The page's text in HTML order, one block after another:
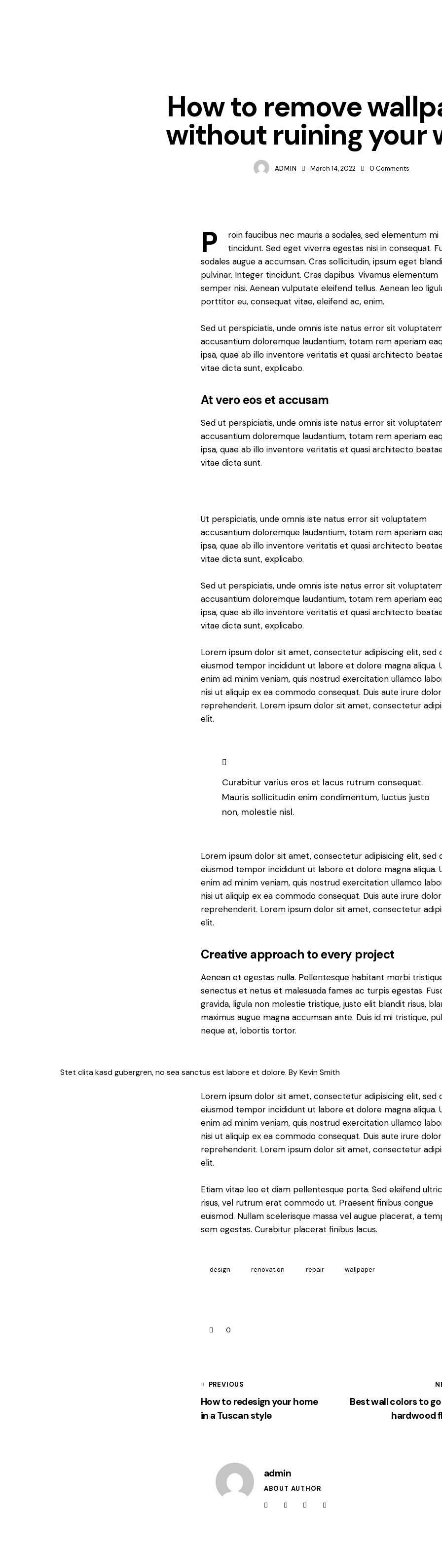
How to remove
without ruining your
ADMIN March 14, 2022 0 Comments
P
roin faucibus nec mauris a sodales, sed elementum mi
tincidunt. Sed eget viverra egestas nisi in consequat.
sodales augue a accumsan. Cras sollicitudin, ipsum eget
pulvinar. Integer tincidunt. Cras dapibus. Vivamus elementum
semper nisi. Aenean vulputate eleifend tellus. Aenean leo
porttitor eu, consequat vitae, eleifend ac, enim.
Sed ut perspiciatis, unde omnis iste natus error sit
accusantium doloremque laudantium, totam rem aperiam
ipsa, quae ab illo inventore veritatis et quasi architecto
vitae dicta sunt, explicabo.
At vero eos et accusam
Sed ut perspiciatis, unde omnis iste natus error sit
accusantium doloremque laudantium, totam rem aperiam
ipsa, quae ab illo inventore veritatis et quasi architecto
vitae dicta sunt.
Ut perspiciatis, unde omnis iste natus error sit voluptatem
accusantium doloremque laudantium, totam rem aperiam
ipsa, quae ab illo inventore veritatis et quasi architecto
vitae dicta sunt, explicabo.
Sed ut perspiciatis, unde omnis iste natus error sit
accusantium doloremque laudantium, totam rem aperiam
ipsa, quae ab illo inventore veritatis et quasi architecto
vitae dicta sunt, explicabo.
Lorem ipsum dolor sit amet, consectetur adipisicing elit, sed
eiusmod tempor incididunt ut labore et dolore magna aliqua.
enim ad minim veniam, quis nostrud exercitation ullamco
nisi ut aliquip ex ea commodo consequat. Duis aute irure
reprehenderit. Lorem ipsum dolor sit amet, consectetur
elit.
Curabitur varius eros et lacus rutrum consequat.
Mauris sollicitudin enim condimentum, luctus justo
non, molestie nisl.
Lorem ipsum dolor sit amet, consectetur adipisicing elit, sed
eiusmod tempor incididunt ut labore et dolore magna aliqua.
enim ad minim veniam, quis nostrud exercitation ullamco
nisi ut aliquip ex ea commodo consequat. Duis aute irure
reprehenderit. Lorem ipsum dolor sit amet, consectetur
elit.
Creative approach to every project
Aenean et egestas nulla. Pellentesque habitant morbi
senectus et netus et malesuada fames ac turpis egestas.
gravida, ligula non molestie tristique, justo elit blandit risus,
maximus augue magna accumsan ante. Duis id mi tristique,
neque at, lobortis tortor.
Stet clita kasd gubergren, no sea sanctus est labore et dolore. ByKevin Smith
Lorem ipsum dolor sit amet, consectetur adipisicing elit, sed
eiusmod tempor incididunt ut labore et dolore magna aliqua.
enim ad minim veniam, quis nostrud exercitation ullamco
nisi ut aliquip ex ea commodo consequat. Duis aute irure
reprehenderit. Lorem ipsum dolor sit amet, consectetur
elit.
Etiam vitae leo et diam pellentesque porta. Sed eleifend
risus, vel rutrum erat commodo ut. Praesent finibus congue
euismod. Nullam scelerisque massa vel augue placerat, a
sem egestas. Curabitur placerat finibus lacus.
design renovation repair wallpaper
0
PREVIOUS
How to redesign your home
in a Tuscan style
Best wall colors to
hardwood
admin
ABOUT AUTHOR